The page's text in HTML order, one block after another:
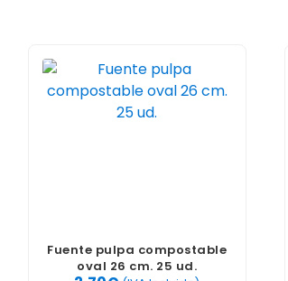
Fuente pulpa compostable
oval 26 cm. 25 ud.